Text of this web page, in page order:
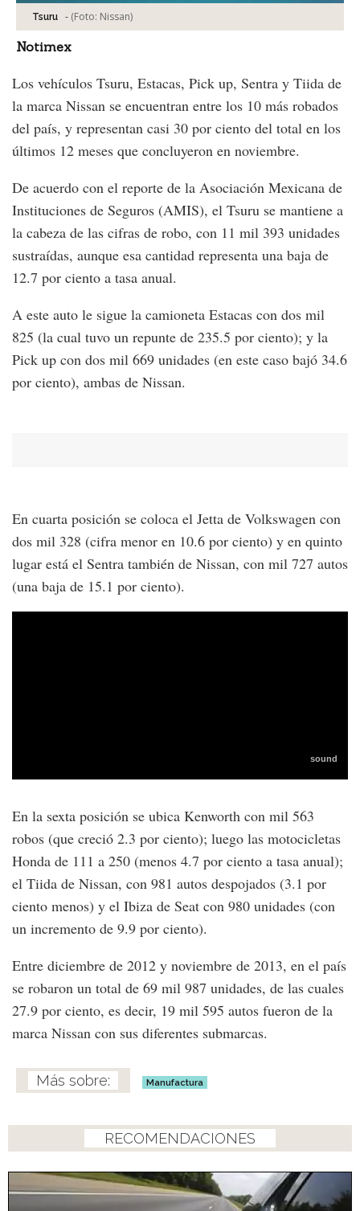
Tsuru - (Foto: Nissan)
Notimex
Los vehículos Tsuru, Estacas, Pick up, Sentra y Tiida de
la marca Nissan se encuentran entre los 10 más robados
del país, y representan casi 30 por ciento del total en los
últimos 12 meses que concluyeron en noviembre.
De acuerdo con el reporte de la Asociación Mexicana de
Instituciones de Seguros (AMIS), el Tsuru se mantiene a
la cabeza de las cifras de robo, con 11 mil 393 unidades
sustraídas, aunque esa cantidad representa una baja de
12.7 por ciento a tasa anual.
A este auto le sigue la camioneta Estacas con dos mil
825 (la cual tuvo un repunte de 235.5 por ciento); y la
Pick up con dos mil 669 unidades (en este caso bajó 34.6
por ciento), ambas de Nissan.
En cuarta posición se coloca el Jetta de Volkswagen con
dos mil 328 (cifra menor en 10.6 por ciento) y en quinto
lugar está el Sentra también de Nissan, con mil 727 autos
(una baja de 15.1 por ciento).
En la sexta posición se ubica Kenworth con mil 563
robos (que creció 2.3 por ciento); luego las motocicletas
Honda de 111 a 250 (menos 4.7 por ciento a tasa anual);
el Tiida de Nissan, con 981 autos despojados (3.1 por
ciento menos) y el Ibiza de Seat con 980 unidades (con
un incremento de 9.9 por ciento).
Entre diciembre de 2012 y noviembre de 2013, en el país
se robaron un total de 69 mil 987 unidades, de las cuales
27.9 por ciento, es decir, 19 mil 595 autos fueron de la
marca Nissan con sus diferentes submarcas.
Manufactura
RECOMENDACIONES